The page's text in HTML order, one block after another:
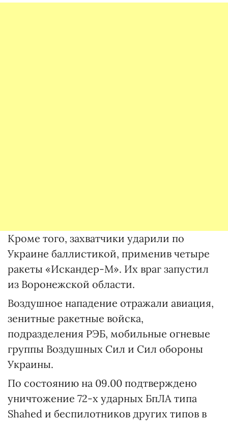
Кроме того, захватчики ударили по
Украине баллистикой, применив четыре
ракеты «Искандер-М». Их враг запустил
из Воронежской области.
Воздушное нападение отражали авиация,
зенитные ракетные войска,
подразделения РЭБ, мобильные огневые
группы Воздушных Сил и Сил обороны
Украины.
По состоянию на 09.00 подтверждено
уничтожение 72-х ударных БпЛА типа
Shahed и беспилотников других типов в